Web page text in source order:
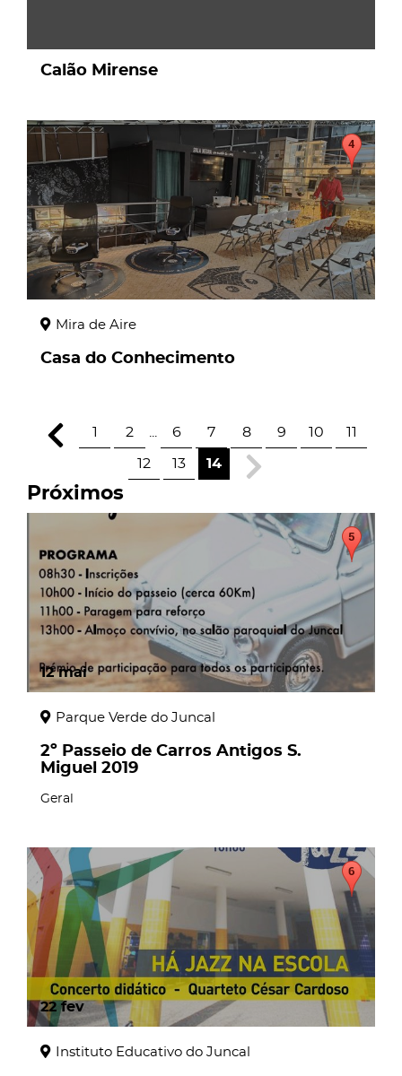
Calão Mirense
page
Mira de Aire
Casa do Conhecimento
1 2 6 7 8 9 10 11
12 13 14
Próximos
12 mai
Parque Verde do Juncal
2º Passeio de Carros Antigos S.
Miguel 2019
Geral
22 fev
Instituto Educativo do Juncal